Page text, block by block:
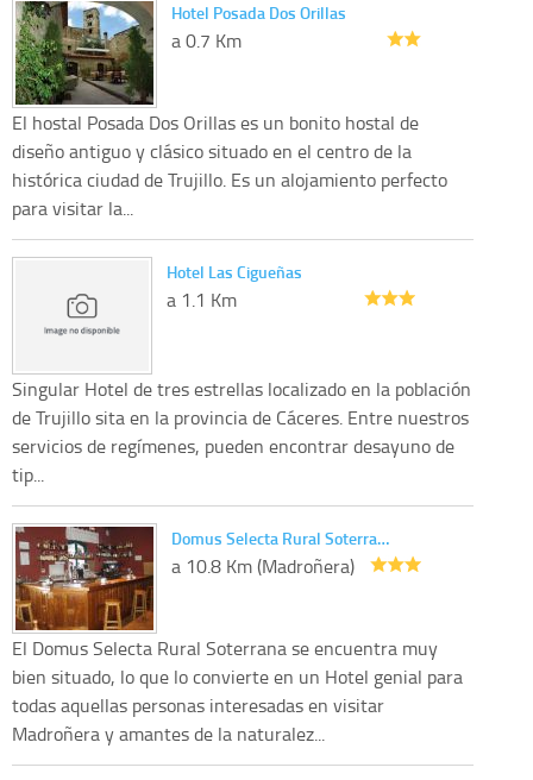
Hotel Posada Dos Orillas
a 0.7 Km
El hostal Posada Dos Orillas es un bonito hostal de
diseño antiguo y clásico situado en el centro de la
histórica ciudad de Trujillo. Es un alojamiento perfecto
para visitar la...
Hotel Las Cigueñas
a 1.1 Km
Singular Hotel de tres estrellas localizado en la población
de Trujillo sita en la provincia de Cáceres. Entre nuestros
servicios de regímenes, pueden encontrar desayuno de
tip...
Domus Selecta Rural Soterra…
a 10.8 Km (Madroñera)
El Domus Selecta Rural Soterrana se encuentra muy
bien situado, lo que lo convierte en un Hotel genial para
todas aquellas personas interesadas en visitar
Madroñera y amantes de la naturalez...